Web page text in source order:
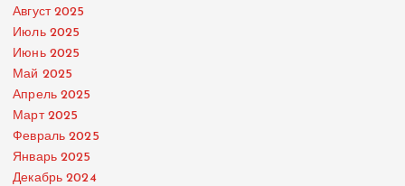
Август 2025
Июль 2025
Июнь 2025
Май 2025
Апрель 2025
Март 2025
Февраль 2025
Январь 2025
Декабрь 2024